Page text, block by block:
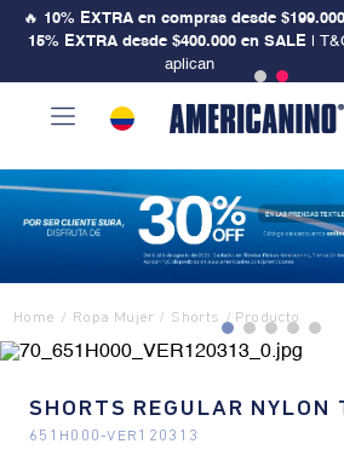
🔥 10% EXTRA en compras desde $199.000
15% EXTRA desde $400.000 en SALE|
aplican
Ropa Mujer Shorts
SHORTS REGULAR NYLON
651H000-VER120313